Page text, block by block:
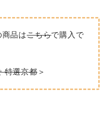
商品はこちらで購入で
特選京都＞